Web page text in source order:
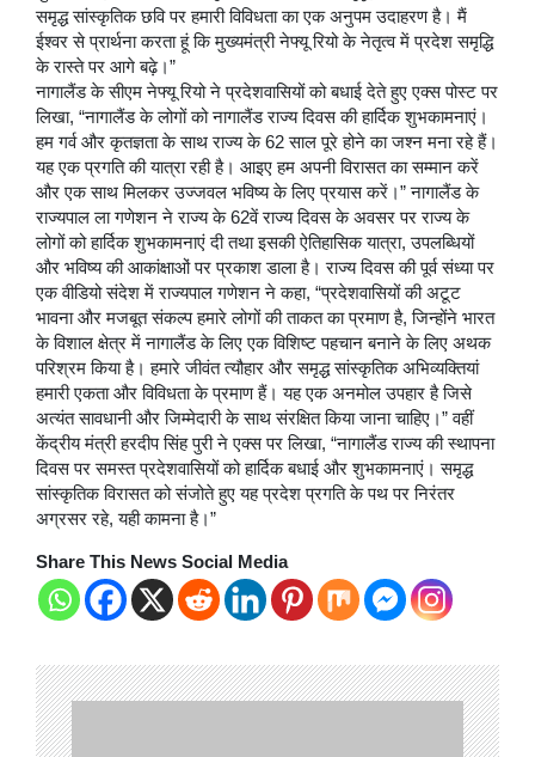
समृद्ध सांस्कृतिक छवि पर हमारी विविधता का एक अनुपम उदाहरण है। मैं
ईश्वर से प्रार्थना करता हूं कि मुख्यमंत्री नेफ्यू रियो के नेतृत्व में प्रदेश समृद्धि
के रास्ते पर आगे बढ़े।”
नागालैंड के सीएम नेफ्यू रियो ने प्रदेशवासियों को बधाई देते हुए एक्स पोस्ट पर
लिखा, “नागालैंड के लोगों को नागालैंड राज्य दिवस की हार्दिक शुभकामनाएं।
हम गर्व और कृतज्ञता के साथ राज्य के 62 साल पूरे होने का जश्न मना रहे हैं।
यह एक प्रगति की यात्रा रही है। आइए हम अपनी विरासत का सम्मान करें
और एक साथ मिलकर उज्जवल भविष्य के लिए प्रयास करें।” नागालैंड के
राज्यपाल ला गणेशन ने राज्य के 62वें राज्य दिवस के अवसर पर राज्य के
लोगों को हार्दिक शुभकामनाएं दी तथा इसकी ऐतिहासिक यात्रा, उपलब्धियों
और भविष्य की आकांक्षाओं पर प्रकाश डाला है। राज्य दिवस की पूर्व संध्या पर
एक वीडियो संदेश में राज्यपाल गणेशन ने कहा, “प्रदेशवासियों की अटूट
भावना और मजबूत संकल्प हमारे लोगों की ताकत का प्रमाण है, जिन्होंने भारत
के विशाल क्षेत्र में नागालैंड के लिए एक विशिष्ट पहचान बनाने के लिए अथक
परिश्रम किया है। हमारे जीवंत त्यौहार और समृद्ध सांस्कृतिक अभिव्यक्तियां
हमारी एकता और विविधता के प्रमाण हैं। यह एक अनमोल उपहार है जिसे
अत्यंत सावधानी और जिम्मेदारी के साथ संरक्षित किया जाना चाहिए।” वहीं
केंद्रीय मंत्री हरदीप सिंह पुरी ने एक्स पर लिखा, “नागालैंड राज्य की स्थापना
दिवस पर समस्त प्रदेशवासियों को हार्दिक बधाई और शुभकामनाएं। समृद्ध
सांस्कृतिक विरासत को संजोते हुए यह प्रदेश प्रगति के पथ पर निरंतर
अग्रसर रहे, यही कामना है।”
Share This News Social Media